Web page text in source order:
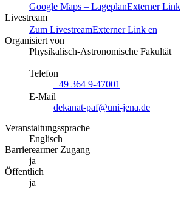
Google Maps – LageplanExterner Link
Livestream
Zum LivestreamExterner Link en
Organisiert von
Physikalisch-Astronomische Fakultät
Telefon
+49 364 9-47001
E-Mail
dekanat-paf@uni-jena.de
Veranstaltungssprache
Englisch
Barrierearmer Zugang
ja
Öffentlich
ja